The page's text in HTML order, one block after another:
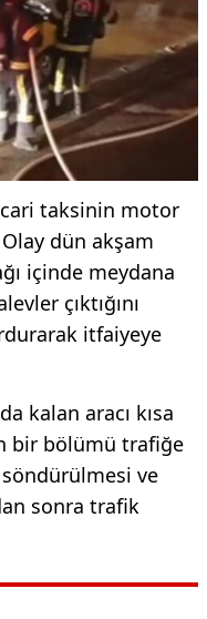
taksinin motor
dün akşam
içinde meydana
çıktığını
itfaiyeye
kalan aracı kısa
bir bölümü trafiğe
söndürülmesi ve
sonra trafik